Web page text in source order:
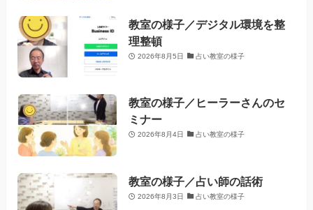
教室の様子／デジタル環境を整
理整頓
2026年8月5日 占い教室の様子
教室の様子／ヒーラーさんのセ
ミナー
2026年8月4日 占い教室の様子
教室の様子／占い師の話術
2026年8月3日 占い教室の様子